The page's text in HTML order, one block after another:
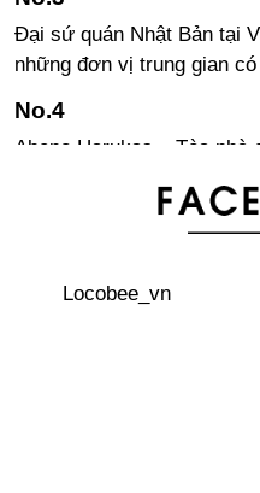
Đại sứ quán Nhật Bản tại
những đơn vị trung gian
Abeno Harukas – Tòa nhà
Các quy tắc viết chữ Kanji
Locobee_vn